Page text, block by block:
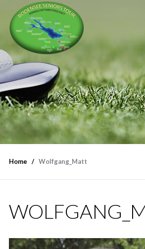
Home Wolfgang_Matt